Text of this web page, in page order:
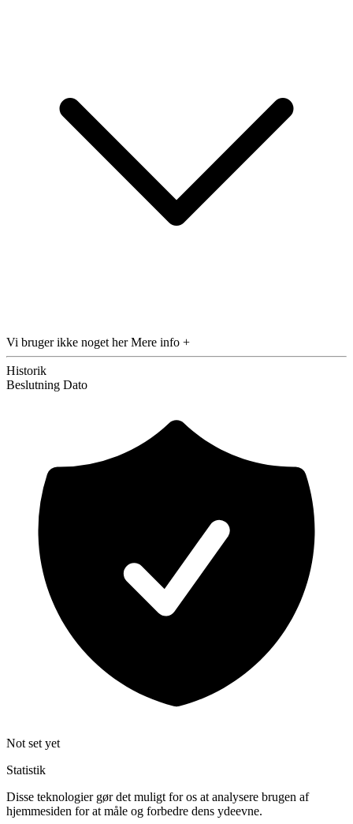
Vi bruger ikke noget herMere info +
Historik
Beslutning Dato
Not set yet
Statistik
Disse teknologier gør det muligt for os at analysere brugen af
hjemmesiden for at måle og forbedre dens ydeevne.